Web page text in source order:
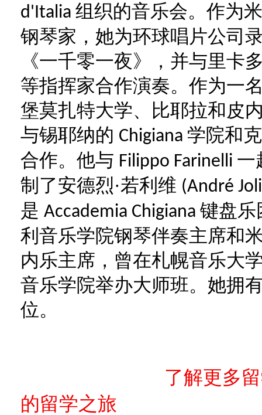
d'Italia 组织的音乐会。作为
钢琴家，她为环球唱片公司
《一千零一夜》，并与里卡
等指挥家合作演奏。作为一
堡莫扎特大学、比耶拉和皮
与锡耶纳的 Chigiana 学院和
合作。他与 Filippo Farinelli 一
制了安德烈·若利维 (André
是 Accademia Chigiana 键盘乐
利音乐学院钢琴伴奏主席和
内乐主席，曾在札幌音乐大
音乐学院举办大师班。她拥
位。
了解更多
的留学之旅